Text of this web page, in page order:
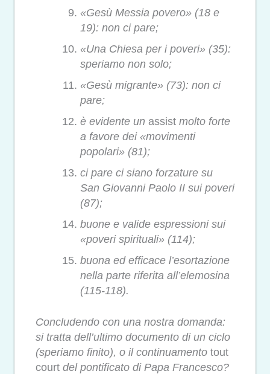
«Gesù Messia povero» (18 e
19): non ci pare;
«Una Chiesa per i poveri» (35):
speriamo non solo;
«Gesù migrante» (73): non ci
pare;
è evidente un assist molto forte
a favore dei «movimenti
popolari» (81);
ci pare ci siano forzature su
San Giovanni Paolo II sui poveri
(87);
buone e valide espressioni sui
«poveri spirituali» (114);
buona ed efficace l’esortazione
nella parte riferita all’elemosina
(115-118).
Concludendo con una nostra domanda:
si tratta dell’ultimo documento di un ciclo
(speriamo finito), o il continuamento tout
court del pontificato di Papa Francesco?